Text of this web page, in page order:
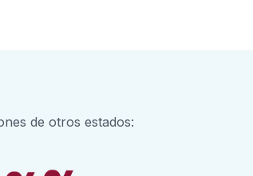
de otros estados: